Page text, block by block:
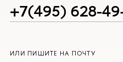
+7(495) 628-
ИЛИ ПИШИТЕ НА ПОЧТУ